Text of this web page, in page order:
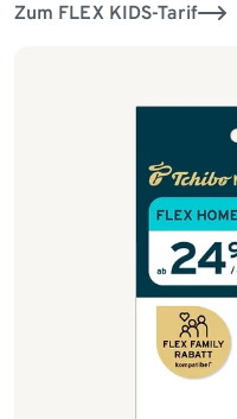
Zum FLEX KIDS-Tarif